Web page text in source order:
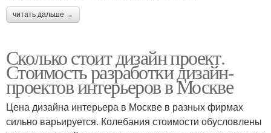
читать дальше →
Сколько стоит дизайн проект.
Стоимость разработки дизайн-
проектов интерьеров в Москве
Цена дизайна интерьера в Москве в разных фирмах
сильно варьируется. Колебания стоимости обусловлены